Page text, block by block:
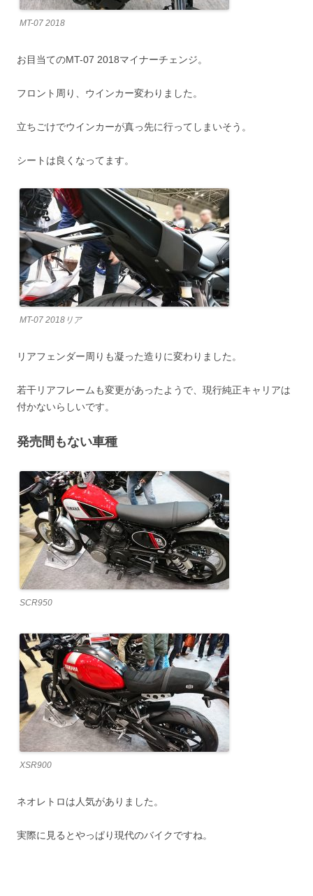
MT-07 2018
お目当てのMT-07 2018マイナーチェンジ。
フロント周り、ウインカー変わりました。
立ちごけでウインカーが真っ先に行ってしまいそう。
シートは良くなってます。
MT-07 2018リア
リアフェンダー周りも凝った造りに変わりました。
若干リアフレームも変更があったようで、現行純正キャリアは
付かないらしいです。
発売間もない車種
SCR950
XSR900
ネオレトロは人気がありました。
実際に見るとやっぱり現代のバイクですね。